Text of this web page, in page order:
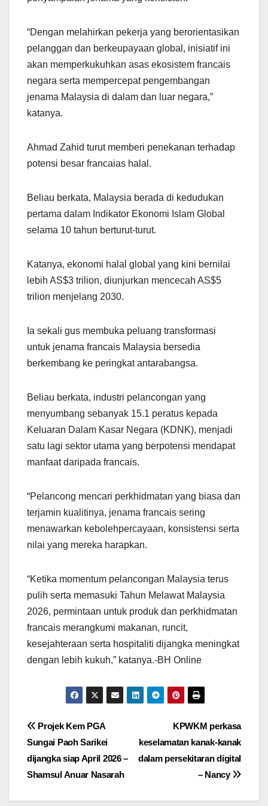
“Dengan melahirkan pekerja yang berorientasikan
pelanggan dan berkeupayaan global, inisiatif ini
akan memperkukuhkan asas ekosistem francais
negara serta mempercepat pengembangan
jenama Malaysia di dalam dan luar negara,”
katanya.
Ahmad Zahid turut memberi penekanan terhadap
potensi besar francaias halal.
Beliau berkata, Malaysia berada di kedudukan
pertama dalam Indikator Ekonomi Islam Global
selama 10 tahun berturut-turut.
Katanya, ekonomi halal global yang kini bernilai
lebih AS$3 trilion, diunjurkan mencecah AS$5
trilion menjelang 2030.
Ia sekali gus membuka peluang transformasi
untuk jenama francais Malaysia bersedia
berkembang ke peringkat antarabangsa.
Beliau berkata, industri pelancongan yang
menyumbang sebanyak 15.1 peratus kepada
Keluaran Dalam Kasar Negara (KDNK), menjadi
satu lagi sektor utama yang berpotensi mendapat
manfaat daripada francais.
“Pelancong mencari perkhidmatan yang biasa dan
terjamin kualitinya, jenama francais sering
menawarkan kebolehpercayaan, konsistensi serta
nilai yang mereka harapkan.
“Ketika momentum pelancongan Malaysia terus
pulih serta memasuki Tahun Melawat Malaysia
2026, permintaan untuk produk dan perkhidmatan
francais merangkumi makanan, runcit,
kesejahteraan serta hospitaliti dijangka meningkat
dengan lebih kukuh,” katanya.-BH Online
Post
navigation
KPWKM perkasa
keselamatan kanak-kanak
dalam persekitaran digital
– Nancy
Projek Kem PGA
Sungai Paoh Sarikei
dijangka siap April 2026 –
Shamsul Anuar Nasarah